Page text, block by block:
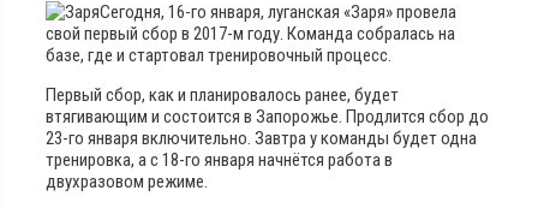
Сегодня, 16-го января, луганская «Заря» провела
свой первый сбор в 2017-м году. Команда собралась на
базе, где и стартовал тренировочный процесс.
Первый сбор, как и планировалось ранее, будет
втягивающим и состоится в Запорожье. Продлится сбор до
23-го января включительно. Завтра у команды будет одна
тренировка, а с 18-го января начнётся работа в
двухразовом режиме.